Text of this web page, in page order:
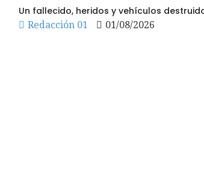
Redacción 01 01/08/2026